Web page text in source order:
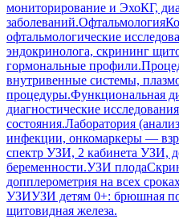
мониторирование и ЭхоКГ,
заболеваний.Офтальмология
офтальмологические
эндокринолога, скрининг
гормональные профили.
внутривенные системы,
процедуры.Функциональная
диагностические
состояния.Лаборатория
инфекции, онкомаркеры —
спектр УЗИ, 2 кабинета УЗИ,
беременности.УЗИ плода
допплерометрия на всех
УЗИУЗИ детям 0+: брюшная
щитовидная железа.